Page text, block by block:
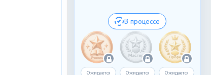
В процессе
Ожидается Ожидается Ожидается